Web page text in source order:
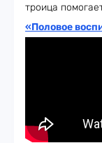
троица
«Половое